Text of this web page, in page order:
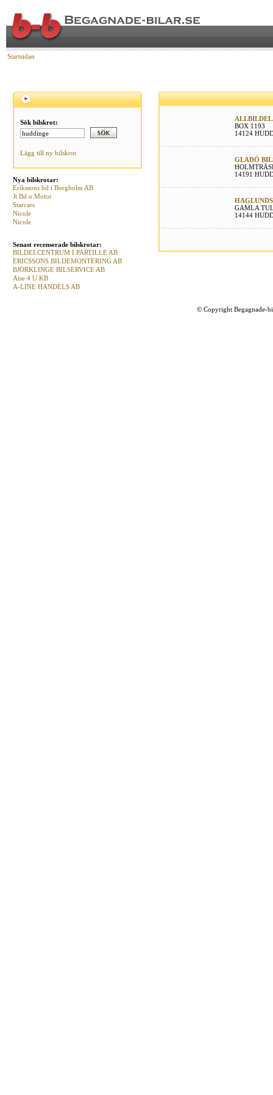
Startsidan
Sök bilskrot:
Lägg till ny bilskrot
Nya bilskrotar:
Erikssons bil i Borgholm AB
Jt Bil o Motor
Starcars
Nicole
Nicole
Senast recenserade bilskrotar:
BILDELCENTRUM I PARTILLE AB
ERICSSONS BILDEMONTERING AB
BJÖRKLINGE BILSERVICE AB
Aise 4 U KB
A-LINE HANDELS AB
BOX 1193
14124
GLADÖ
14191
GAMLA
14144
©Copyright Begagnade-